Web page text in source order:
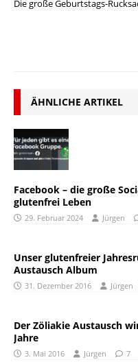
Die große Geburtstags-
ÄHNLICHE ARTIKEL
Facebook – die große
glutenfrei Leben
29. Februar 2024 Jürgen
Unser glutenfreier
Austausch Album
31. Dezember 2016 Jürgen
Der Zöliakie Austausch
Jahre
3. Mai 2016 Jürgen 7